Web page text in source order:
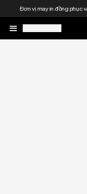
Đơn vị may in đồng phục